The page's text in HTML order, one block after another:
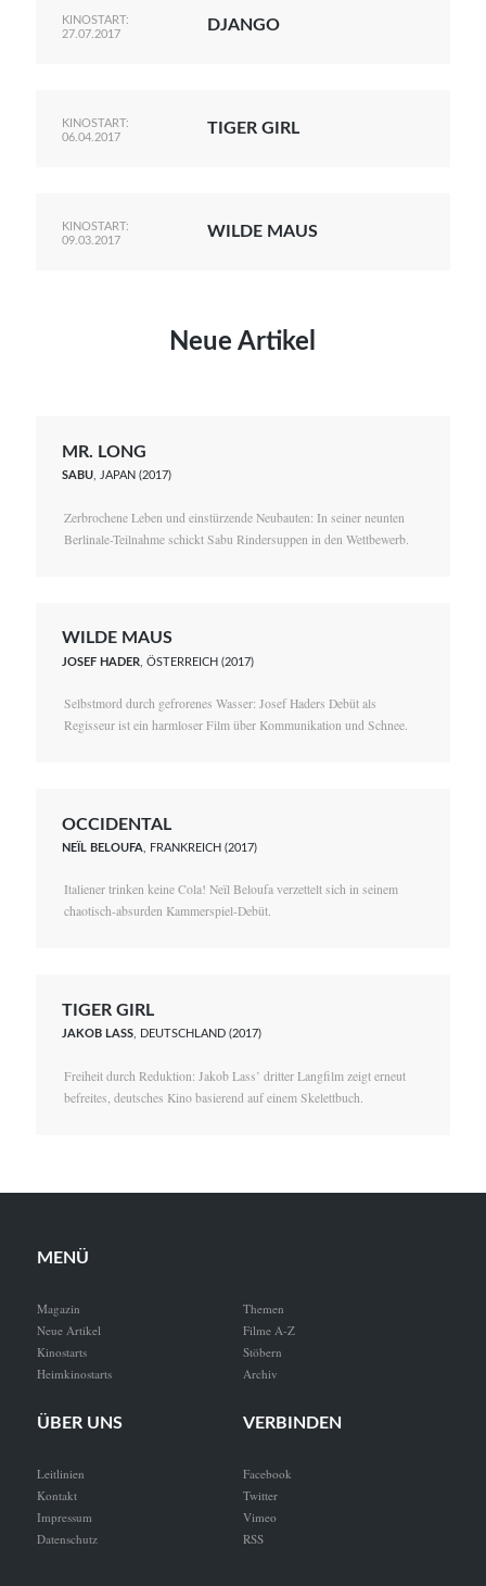
KINOSTART:
27.07.2017
DJANGO
KINOSTART:
06.04.2017
TIGER GIRL
KINOSTART:
09.03.2017
WILDE MAUS
Neue Artikel
MR. LONG
SABU, JAPAN (2017)
Zerbrochene Leben und einstürzende Neubauten: In seiner neunten
Berlinale-Teilnahme schickt Sabu Rindersuppen in den Wettbewerb.
WILDE MAUS
JOSEF HADER , ÖSTERREICH (2017)
Selbstmord durch gefrorenes Wasser: Josef Haders Debüt als
Regisseur ist ein harmloser Film über Kommunikation und Schnee.
OCCIDENTAL
NEÏL BELOUFA , FRANKREICH (2017)
Italiener trinken keine Cola! Neïl Beloufa verzettelt sich in seinem
chaotisch-absurden Kammerspiel-Debüt.
TIGER GIRL
JAKOB LASS, DEUTSCHLAND (2017)
Freiheit durch Reduktion: Jakob Lass’ dritter Langfilm zeigt erneut
befreites, deutsches Kino basierend auf einem Skelettbuch.
MENÜ
Magazin
Neue Artikel
Kinostarts
Heimkinostarts
Themen
Filme A-Z
Stöbern
Archiv
ÜBER UNS
Leitlinien
Kontakt
Impressum
Datenschutz
VERBINDEN
Facebook
Twitter
Vimeo
RSS